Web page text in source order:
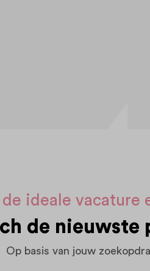
ideale vacature
de nieuwste
Op basis van jouw